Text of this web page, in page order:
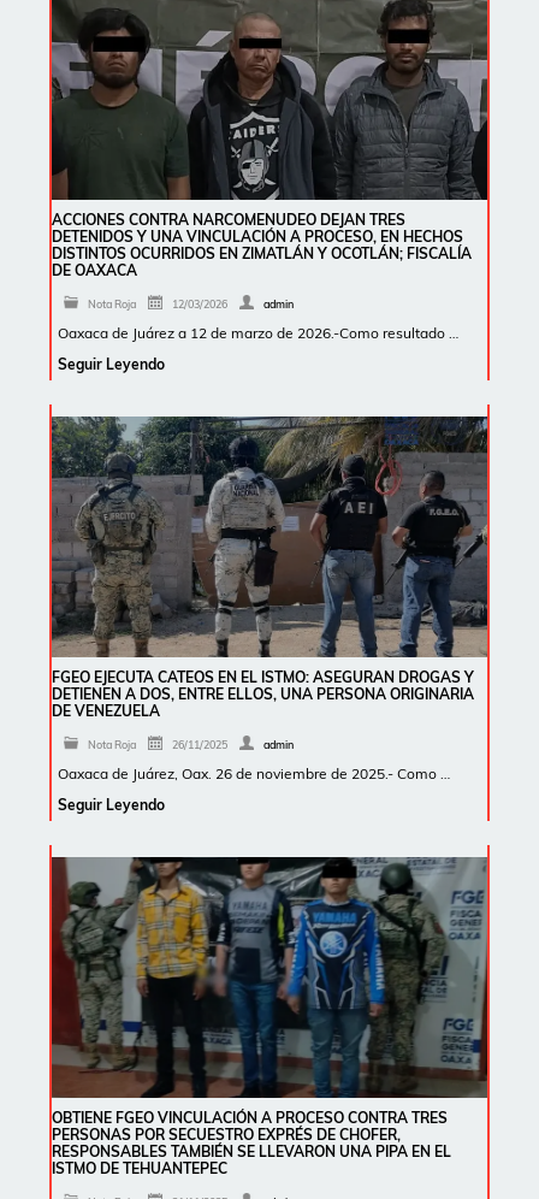
ACCIONES CONTRA NARCOMENUDEO DEJAN TRES
DETENIDOS Y UNA VINCULACIÓN A PROCESO, EN HECHOS
DISTINTOS OCURRIDOS EN ZIMATLÁN Y OCOTLÁN; FISCALÍA
DE OAXACA
Nota Roja 12/03/2026 admin
Oaxaca de Juárez a 12 de marzo de 2026.-Como resultado …
Seguir Leyendo
FGEO EJECUTA CATEOS EN EL ISTMO: ASEGURAN DROGAS Y
DETIENEN A DOS, ENTRE ELLOS, UNA PERSONA ORIGINARIA
DE VENEZUELA
Nota Roja 26/11/2025 admin
Oaxaca de Juárez, Oax. 26 de noviembre de 2025.- Como …
Seguir Leyendo
OBTIENE FGEO VINCULACIÓN A PROCESO CONTRA TRES
PERSONAS POR SECUESTRO EXPRÉS DE CHOFER,
RESPONSABLES TAMBIÉN SE LLEVARON UNA PIPA EN EL
ISTMO DE TEHUANTEPEC